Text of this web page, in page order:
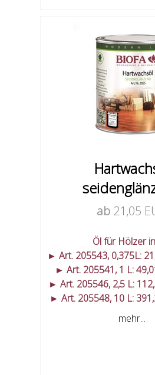
ab 21,05
Öl für Hölzer
► Art. 205543, 0,375L:
► Art. 205541, 1 L:
► Art. 205546, 2,5 L:
► Art. 205548, 10 L:
mehr...